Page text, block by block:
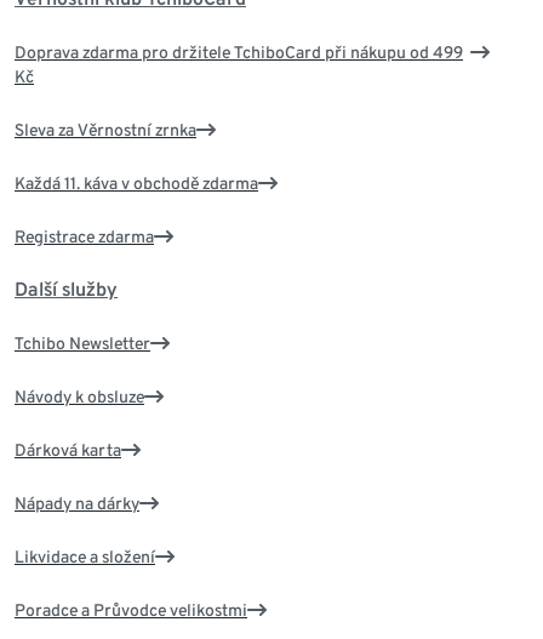
Doprava zdarma pro držitele TchiboCard při nákupu od 499
Kč
Sleva za Věrnostní zrnka
Každá 11. káva v obchodě zdarma
Registrace zdarma
Další služby
Tchibo Newsletter
Návody k obsluze
Dárková karta
Nápady na dárky
Likvidace a složení
Poradce a Průvodce velikostmi